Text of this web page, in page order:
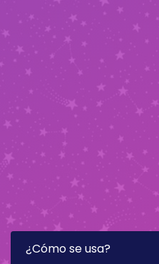
¿Cómo se usa?